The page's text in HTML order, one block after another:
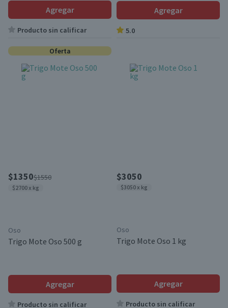
Agregar
Producto sin calificar
Agregar
5.0
Oferta
$1350$1550
$2700 x kg
Oso
Trigo Mote Oso 500 g
Agregar
Producto sin calificar
$3050
$3050 x kg
Oso
Trigo Mote Oso 1 kg
Agregar
Producto sin calificar